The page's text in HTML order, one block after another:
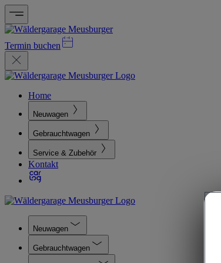
Termin buchen
Home
Neuwagen
Gebrauchtwagen
Service & Zubehör
Kontakt
Neuwagen
Gebrauchtwagen